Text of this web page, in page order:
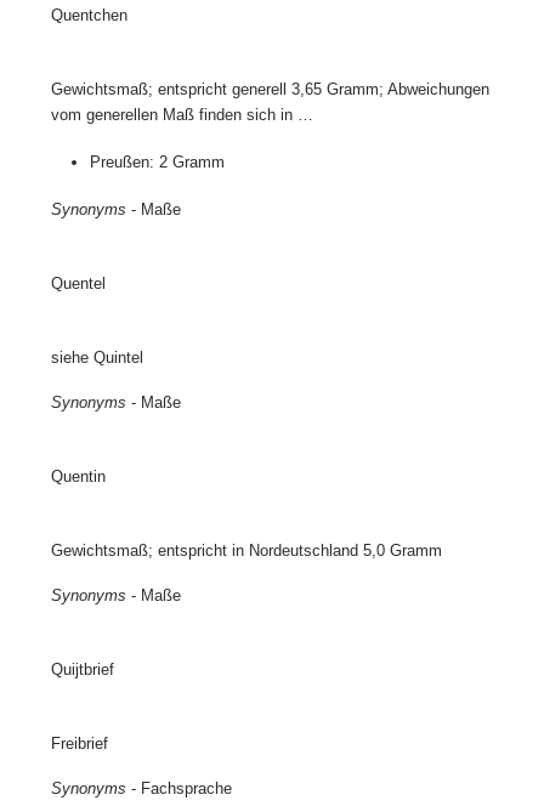
Quentchen
Gewichtsmaß; entspricht generell 3,65 Gramm; Abweichungen
vom generellen Maß finden sich in …
Preußen: 2 Gramm
Synonyms - Maße
Quentel
siehe Quintel
Synonyms - Maße
Quentin
Gewichtsmaß; entspricht in Nordeutschland 5,0 Gramm
Synonyms - Maße
Quijtbrief
Freibrief
Synonyms - Fachsprache